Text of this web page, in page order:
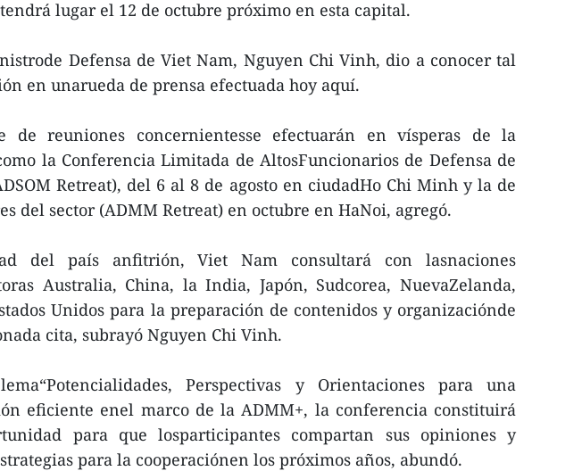
lugar el 12 de octubre próximo en esta capital.
Defensa de Viet Nam, Nguyen Chi Vinh, dio a conocer tal
en unarueda de prensa efectuada hoy aquí.
de reuniones concernientesse efectuarán en vísperas de la
la Conferencia Limitada de AltosFuncionarios de Defensa de
Retreat), del 6 al 8 de agosto en ciudadHo Chi Minh y la de
del sector (ADMM Retreat) en octubre en HaNoi, agregó.
del país anfitrión, Viet Nam consultará con lasnaciones
Australia, China, la India, Japón, Sudcorea, NuevaZelanda,
Unidos para la preparación de contenidos y organizaciónde
cita, subrayó Nguyen Chi Vinh.
Perspectivas y Orientaciones para una
eficiente enel marco de la ADMM+, la conferencia constituirá
para que losparticipantes compartan sus opiniones y
para la cooperaciónen los próximos años, abundó.